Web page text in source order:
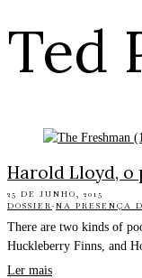
Ted
Harold Lloyd, o
25 DE JUNHO, 2015
DOSSIER·NA PRESENÇA
There are two kinds of
Huckleberry Finns, and
Ler mais